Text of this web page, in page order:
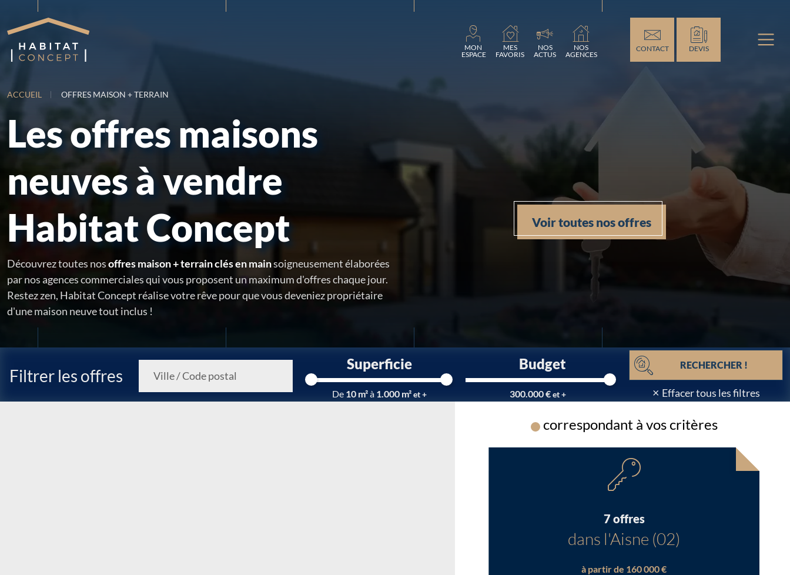
MON
ESPACE
Chargement...
MES
FAVORIS
NOS
ACTUS
NOS
AGENCES
CONTACT DEVIS
ACCUEIL OFFRES MAISON + TERRAIN
Les offres maisons
neuves à vendre
Habitat Concept
Découvrez toutes nosoffres maison + terrain clés en mainsoigneusement élaborées
par nos agences commerciales qui vous proposent un maximum d'offres chaque jour.
Restez zen, Habitat Concept réalise votre rêve pour que vous deveniez propriétaire
d'une maison neuve tout inclus !
Voir toutes nos offres
Filtrer les offres
Superficie
De 10 m²à 1.000 m²et +
Budget
300.000 €et +
RECHERCHER !
× Effacer tous les filtres
Chargement...
correspondant à vos critères
7 offres
dans l'Aisne (02)
à partir de 160 000 €